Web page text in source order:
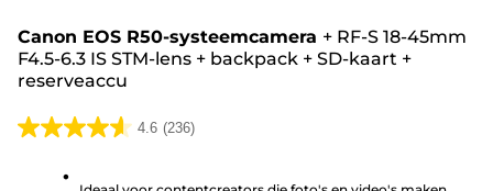
Canon EOS R50-systeemcamera + RF-S 18-45mm
F4.5-6.3 IS STM-lens + backpack + SD-kaart +
reserveaccu
4.6 (236)
4.6